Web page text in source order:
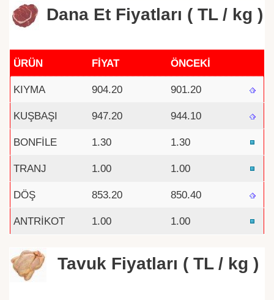
Dana Et Fiyatları ( TL / kg )
ÜRÜN FİYAT ÖNCEKİ
KIYMA 904.20 901.20
KUŞBAŞI 947.20 944.10
BONFİLE 1.30 1.30
TRANJ 1.00 1.00
DÖŞ 853.20 850.40
ANTRİKOT 1.00 1.00
Tavuk Fiyatları ( TL / kg )